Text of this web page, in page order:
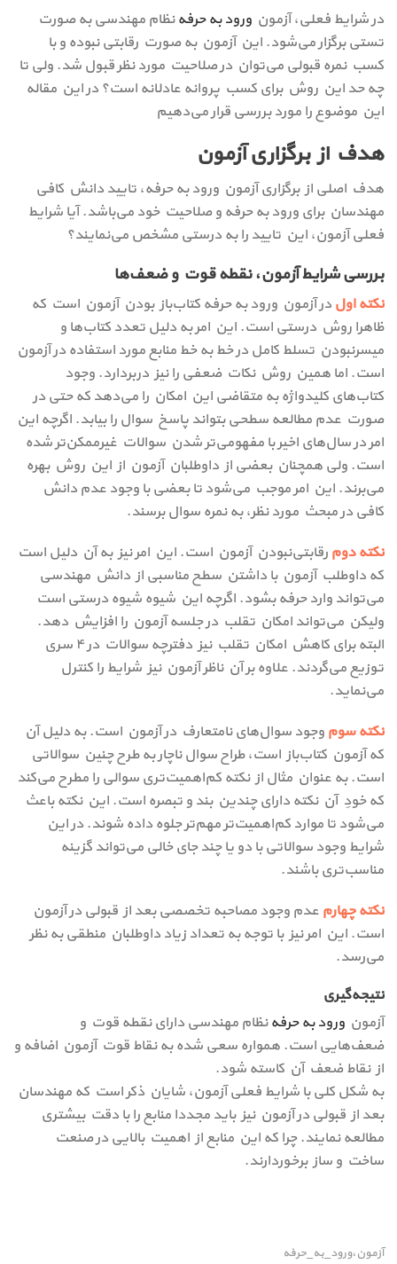
در شرایط فعلی، آزمون ورود به حرفهنظام مهندسی به صورت
تستی برگزار می‌شود. این آزمون به صورت رقابتی نبوده و با
کسب نمره قبولی می‌توان در صلاحیت مورد نظر قبول شد. ولی تا
چه حد این روش برای کسب پروانه عادلانه است؟ در این مقاله
این موضوع را مورد بررسی قرار می‌دهیم
هدف از برگزاری آزمون
هدف اصلی از برگزاری آزمون ورود به حرفه، تایید دانش کافی
مهندسان برای ورود به حرفه و صلاحیت خود می‌باشد. آیا شرایط
فعلی آزمون، این تایید را به درستی مشخص می‌نمایند؟
بررسی شرایط آزمون، نقطه قوت و ضعف‌ها
نکته اول در آزمون ورود به حرفه کتاب‌باز بودن آزمون است که
ظاهرا روش درستی است. این امر به دلیل تعدد کتاب‌ها و
میسرنبودن تسلط کامل در خط به خط منابع مورد استفاده در آزمون
است. اما همین روش نکات ضعفی را نیز دربردارد. وجود
کتاب‌های کلیدواژه به متقاضی این امکان را می‌دهد که حتی در
صورت عدم مطالعه سطحی بتواند پاسخ سوال را بیابد. اگرچه این
امر در سال‌های اخیر با مفهومی‌تر شدن سوالات غیرممکن‌تر شده
است. ولی همچنان بعضی از داوطلبان آزمون از این روش بهره
می‌برند. این امر موجب می‌شود تا بعضی با وجود عدم دانش
کافی در مبحث مورد نظر، به نمره سوال برسند.
نکته دوم رقابتی‌نبودن آزمون است. این امر نیز به آن دلیل است
که داوطلب آزمون با داشتن سطح مناسبی از دانش مهندسی
می‌تواند وارد حرفه بشود. اگرچه این شیوه شیوه درستی است
ولیکن می‌تواند امکان تقلب در جلسه آزمون را افزایش دهد.
البته برای کاهش امکان تقلب نیز دفترچه سوالات در ۴ سری
توزیع می‌گردند. علاوه بر آن ناظر آزمون نیز شرایط را کنترل
می‌نماید.
نکته سوم وجود سوال‌های نامتعارف در آزمون است. به دلیل آن
که آزمون کتاب‌باز است، طراح سوال ناچار به طرح چنین سوالاتی
است. به عنوان مثال از نکته کم‌اهمیت‌تری سوالی را مطرح می‌کند
که خودِ آن نکته دارای چندین بند و تبصره است. این نکته باعث
می‌شود تا موارد کم‌اهمیت‌تر مهم‌تر جلوه داده شوند. در این
شرایط وجود سوالاتی با دو یا چند جای خالی می‌تواند گزینه
مناسب‌تری باشند.
نکته چهارم عدم وجود مصاحبه تخصصی بعد از قبولی در آزمون
است. این امر نیز با توجه به تعداد زیاد داوطلبان منطقی به نظر
می‌رسد.
نتیجه‌گیری
آزمون ورود به حرفهنظام مهندسی دارای نقطه قوت و
ضعف‌هایی است. همواره سعی شده به نقاط قوت آزمون اضافه و
از نقاط ضعف آن کاسته شود.
به شکل کلی با شرایط فعلی آزمون، شایان ذکر است که مهندسان
بعد از قبولی در آزمون نیز باید مجددا منابع را با دقت بیشتری
مطالعه نمایند. چرا که این منابع از اهمیت بالایی در صنعت
ساخت و ساز برخوردارند.
آزمون،ورود_به_حرفه